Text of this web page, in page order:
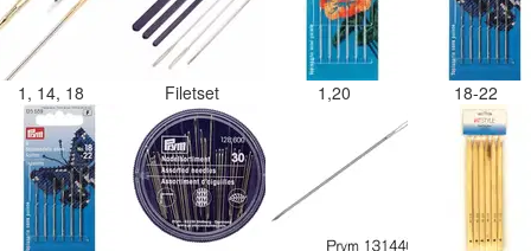
1, 14, 18 Filetset 1,20 18-22